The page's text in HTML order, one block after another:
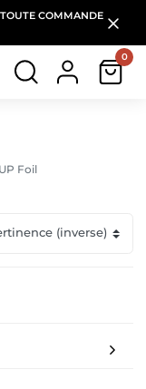
COMMANDE
0
Foil